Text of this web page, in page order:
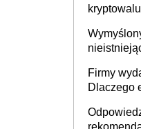
firmie
Firmy
Dlaczego